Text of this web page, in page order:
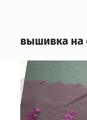
вышивка на